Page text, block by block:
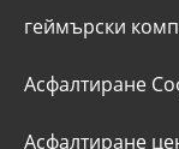
геймърски
Асфалтиране
Асфалтиране